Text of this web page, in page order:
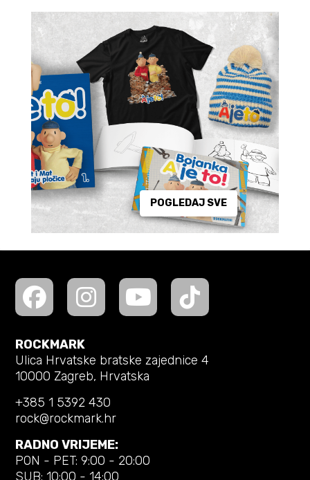
POGLEDAJ SVE
ROCKMARK
Ulica Hrvatske bratske zajednice 4
10000 Zagreb, Hrvatska
+385 1 5392 430
rock@rockmark.hr
RADNO VRIJEME:
PON - PET: 9:00 - 20:00
SUB: 10:00 - 14:00